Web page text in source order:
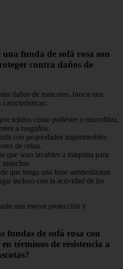
una funda de sofá rosa son
contra daños de
daños de mascotas, busca una
tejidos como poliéster o microfibra,
a rasguños.
con propiedades impermeables
de orina.
que sean lavables a máquina para
que tenga una base antideslizante
incluso con la actividad de las
una mayor protección y
fundas de sofá rosa con
términos de resistencia a